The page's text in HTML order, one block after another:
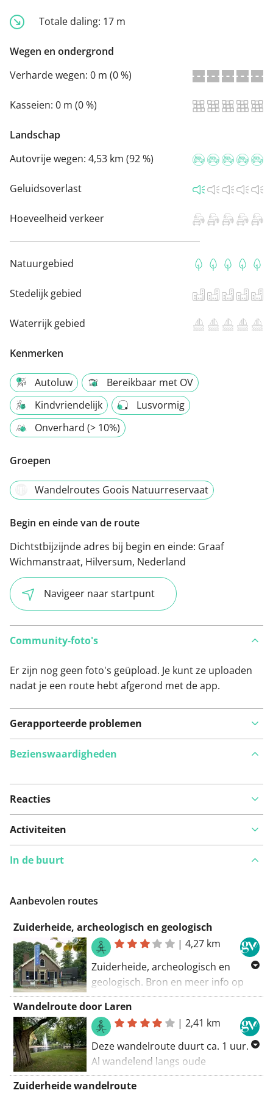
Totale daling: 17 m
Wegen en ondergrond
Verharde wegen: 0 m (0 %)
Kasseien: 0 m (0 %)
Landschap
Autovrije wegen: 4,53 km (92 %)
Geluidsoverlast
Hoeveelheid verkeer
Natuurgebied
Stedelijk gebied
Waterrijk gebied
Kenmerken
Autoluw
Bereikbaar met OV
Kindvriendelijk
Lusvormig
Onverhard (> 10%)
Groepen
Wandelroutes Goois Natuurreservaat
Begin en einde van de route
Dichtstbijzijnde adres bij begin en einde: Graaf
Wichmanstraat, Hilversum, Nederland
Navigeer naar startpunt
Community-foto's
Er zijn nog geen foto's geüpload. Je kunt ze uploaden
nadat je een route hebt afgerond met de app.
Gerapporteerde problemen
Bekijk op kaart
Iets opgevallen op deze route?
Bezienswaardigheden
Reacties
Activiteiten
In de buurt
Aanbevolen routes
Zuiderheide, archeologisch en geologisch
|4,27 km
Zuiderheide, archeologisch en
geologisch. Bron en meer info op
www.gnr.nlGa voor alle routes in de
prachtige regio Gooi & Vecht en
verdere toeristische informatie naar
de officiële VVV site van de regio:
www.vvvgooivecht.nl
Wandelroute door Laren
|2,41 km
Deze wandelroute duurt ca. 1 uur.
Al wandelend langs oude
boerderijen, villa's, kerken en
Zuiderheide wandelroute